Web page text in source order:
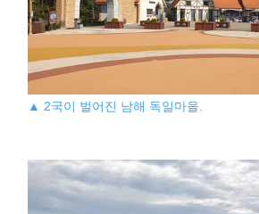
▲ 2국이 벌어진 남해 독일마을.